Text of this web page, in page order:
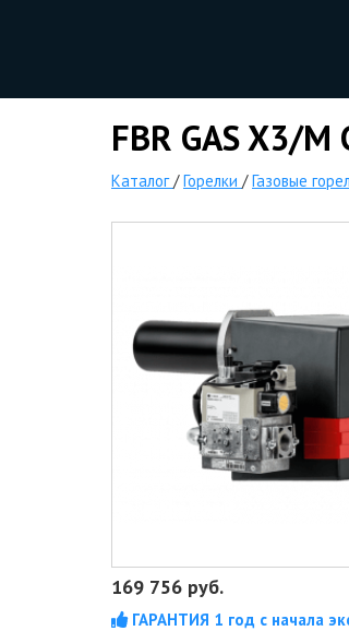
FBR GAS X3/M
Каталог /Горелки /Газовые
169 756 руб.
ГАРАНТИЯ 1 год с начала